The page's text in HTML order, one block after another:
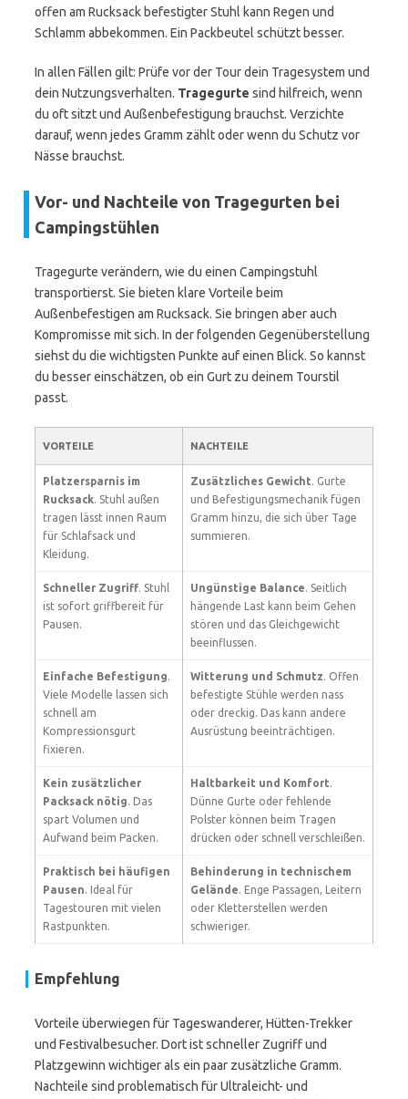
offen am Rucksack befestigter Stuhl kann Regen und
Schlamm abbekommen. Ein Packbeutel schützt besser.
In allen Fällen gilt: Prüfe vor der Tour dein Tragesystem und
dein Nutzungsverhalten. Tragegurte sind hilfreich, wenn
du oft sitzt und Außenbefestigung brauchst. Verzichte
darauf, wenn jedes Gramm zählt oder wenn du Schutz vor
Nässe brauchst.
Vor- und Nachteile von Tragegurten bei
Campingstühlen
Tragegurte verändern, wie du einen Campingstuhl
transportierst. Sie bieten klare Vorteile beim
Außenbefestigen am Rucksack. Sie bringen aber auch
Kompromisse mit sich. In der folgenden Gegenüberstellung
siehst du die wichtigsten Punkte auf einen Blick. So kannst
du besser einschätzen, ob ein Gurt zu deinem Tourstil
passt.
VORTEILE NACHTEILE
Platzersparnis im
Rucksack. Stuhl außen
tragen lässt innen Raum
für Schlafsack und
Kleidung.
Zusätzliches Gewicht. Gurte
und Befestigungsmechanik fügen
Gramm hinzu, die sich über Tage
summieren.
Schneller Zugriff. Stuhl
ist sofort griffbereit für
Pausen.
Ungünstige Balance. Seitlich
hängende Last kann beim Gehen
stören und das Gleichgewicht
beeinflussen.
Einfache Befestigung.
Viele Modelle lassen sich
schnell am
Kompressionsgurt
fixieren.
Witterung und Schmutz. Offen
befestigte Stühle werden nass
oder dreckig. Das kann andere
Ausrüstung beeinträchtigen.
Kein zusätzlicher
Packsack nötig. Das
spart Volumen und
Aufwand beim Packen.
Haltbarkeit und Komfort.
Dünne Gurte oder fehlende
Polster können beim Tragen
drücken oder schnell verschleißen.
Praktisch bei häufigen
Pausen. Ideal für
Tagestouren mit vielen
Rastpunkten.
Behinderung in technischem
Gelände. Enge Passagen, Leitern
oder Kletterstellen werden
schwieriger.
Empfehlung
Vorteile überwiegen für Tageswanderer, Hütten-Trekker
und Festivalbesucher. Dort ist schneller Zugriff und
Platzgewinn wichtiger als ein paar zusätzliche Gramm.
Nachteile sind problematisch für Ultraleicht- und